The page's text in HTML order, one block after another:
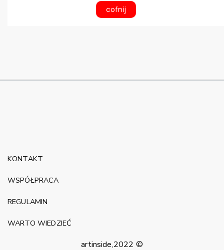
cofnij
artinside,2022 ©
KONTAKT
WSPÓŁPRACA
REGULAMIN
WARTO WIEDZIEĆ